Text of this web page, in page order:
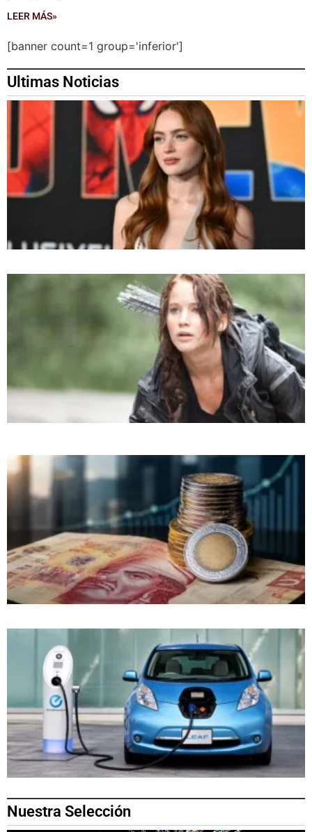
LEER MÁS»
[banner count=1 group='inferior']
Ultimas Noticias
Nuestra Selección